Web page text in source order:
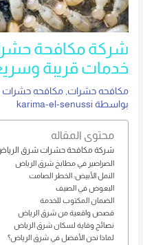
شركة مكافحة
خدمات قريبة
مكافحه حشرات ,مكافحه حشرات
بواسطة karima-el-senussi
محتوى المقاله
شركة مكافحة حشرات شرق
الصراصير في مطابخ شرق الرياض
النمل الأبيض: الخطر الصامت
البعوض في الصيف
الضمان المكتوب للخدمة
قصص واقعية من شرق الرياض
نصائح وقاية لسكان شرق الرياض
لماذا نحن الأفضل في شرق الرياض؟